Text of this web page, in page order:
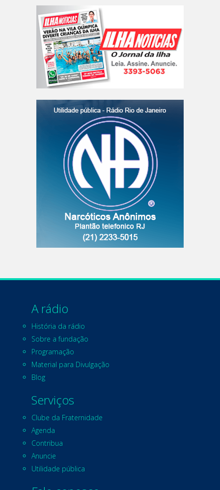
A rádio
História da rádio
Sobre a fundação
Programação
Material para Divulgação
Blog
Serviços
Clube da Fraternidade
Agenda
Contribua
Anuncie
Utilidade pública